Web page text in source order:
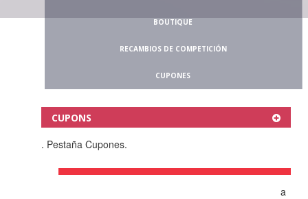
BOUTIQUE
RECAMBIOS DE COMPETICIÓN
CUPONES
CUPONS
. Pestaña Cupones.
CUPONES
a